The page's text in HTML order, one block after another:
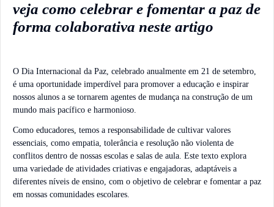
veja como celebrar e fomentar a paz de
forma colaborativa neste artigo
O Dia Internacional da Paz, celebrado anualmente em 21 de setembro,
é uma oportunidade imperdível para promover a educação e inspirar
nossos alunos a se tornarem agentes de mudança na construção de um
mundo mais pacífico e harmonioso.
Como educadores, temos a responsabilidade de cultivar valores
essenciais, como empatia, tolerância e resolução não violenta de
conflitos dentro de nossas escolas e salas de aula. Este texto explora
uma variedade de atividades criativas e engajadoras, adaptáveis a
diferentes níveis de ensino, com o objetivo de celebrar e fomentar a paz
em nossas comunidades escolares.